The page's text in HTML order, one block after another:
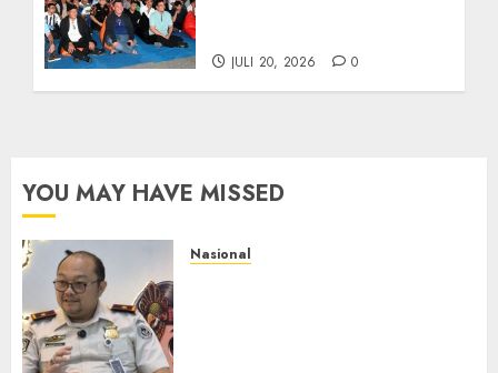
JULI 20, 2026 0
YOU MAY HAVE MISSED
Nasional